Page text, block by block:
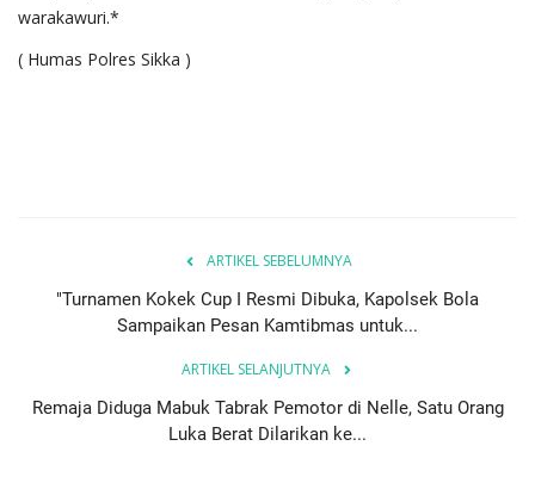
warakawuri.*
( Humas Polres Sikka )
ARTIKEL SEBELUMNYA
"Turnamen Kokek Cup I Resmi Dibuka, Kapolsek Bola
Sampaikan Pesan Kamtibmas untuk...
ARTIKEL SELANJUTNYA
Remaja Diduga Mabuk Tabrak Pemotor di Nelle, Satu Orang
Luka Berat Dilarikan ke...